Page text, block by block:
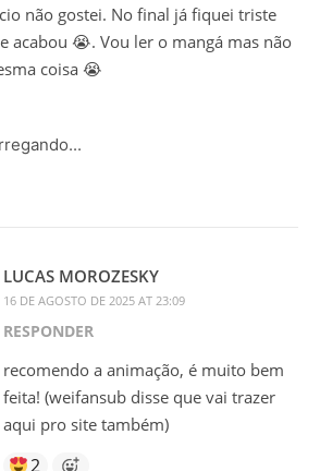
não gostei. No final já fiquei triste
acabou 😭. Vou ler o mangá mas não
coisa 😭
LUCAS MOROZESKY
16 DE AGOSTO DE 2025 AT 23:09
RESPONDER
recomendo a animação, é muito bem
feita! (weifansub disse que vai trazer
aqui pro site também)
2